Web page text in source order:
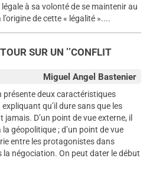
à sa volonté de se maintenir au
de cette « légalité »....
SUR UN ’’CONFLIT
Miguel Angel Bastenier
présente deux caractéristiques
qu’il dure sans que les
D’un point de vue externe, il
géopolitique ; d’un point de vue
entre les protagonistes dans
la négociation. On peut dater le début